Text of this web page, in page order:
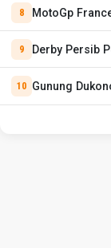
MotoGp
Derby Persib
Gunung